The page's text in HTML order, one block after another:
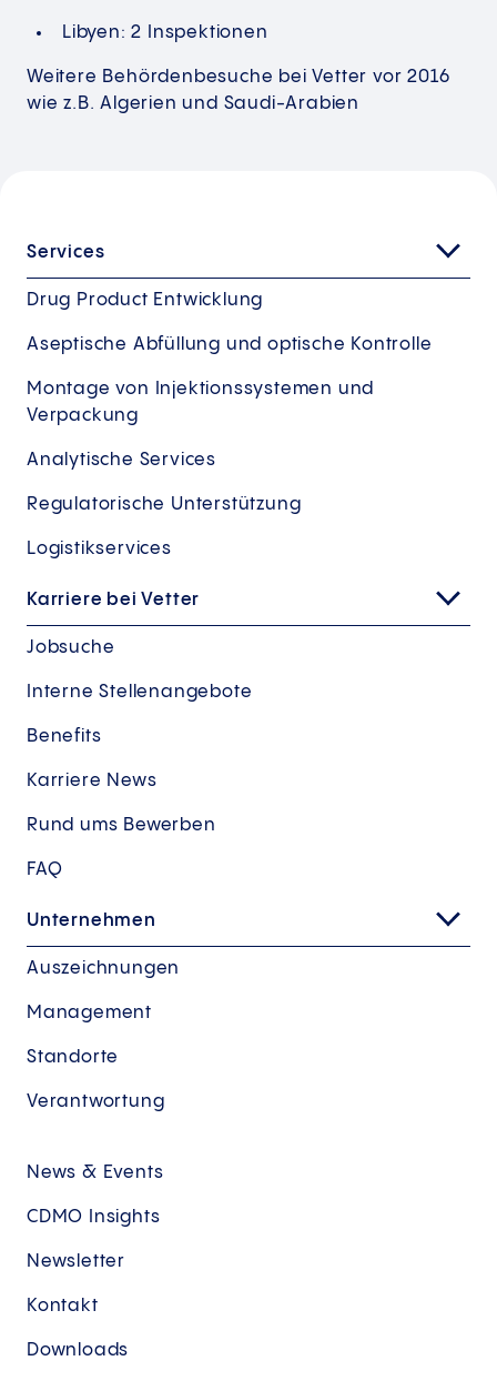
Libyen: 2 Inspektionen
Weitere Behördenbesuche bei Vetter vor 2016
wie z.B. Algerien und Saudi-Arabien
Services
Drug Product Entwicklung
Aseptische Abfüllung und optische Kontrolle
Montage von Injektionssystemen und
Verpackung
Analytische Services
Regulatorische Unterstützung
Logistikservices
Karriere bei Vetter
Jobsuche
Interne Stellenangebote
Benefits
Karriere News
Rund ums Bewerben
FAQ
Unternehmen
Auszeichnungen
Management
Standorte
Verantwortung
News & Events
CDMO Insights
Newsletter
Kontakt
Downloads